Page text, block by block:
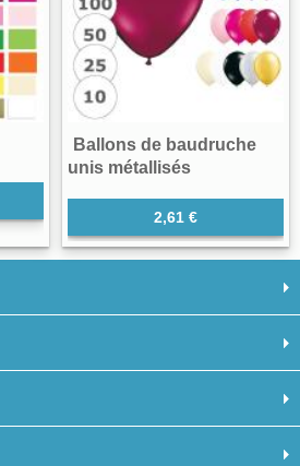
Ballons de baudruche
unis métallisés
2,61 €